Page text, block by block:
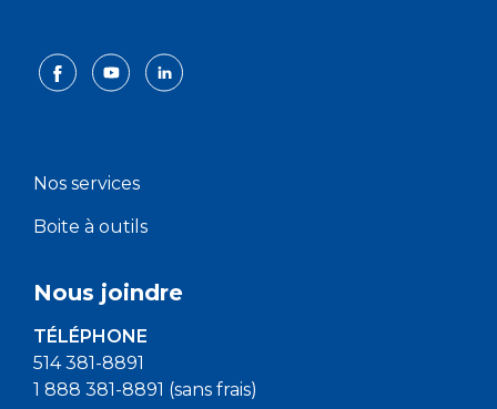
Nos services
Boite à outils
Nous joindre
TÉLÉPHONE
514 381-8891
1 888 381-8891 (sans frais)